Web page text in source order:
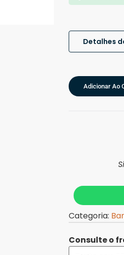
Detalhes
Adicionar Ao
Categoria:
Consulte o